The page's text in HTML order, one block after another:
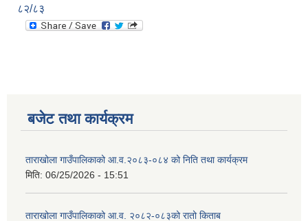
८२/८३
बजेट तथा कार्यक्रम
ताराखोला गाउँपालिकाको आ.व.२०८३-०८४ को निति तथा कार्यक्रम
मिति: 06/25/2026 - 15:51
ताराखोला गाउँपालिकाको आ.व. २०८२-०८३को रातो किताब